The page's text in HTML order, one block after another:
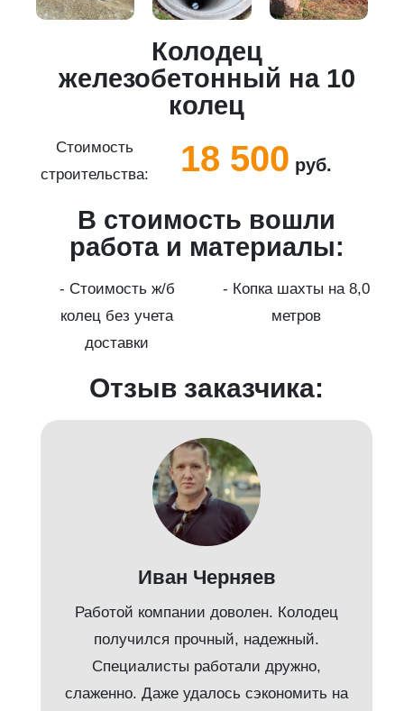
Колодец
железобетонный на 10
колец
Стоимость
строительства:
18 500 руб.
В стоимость вошли
работа и материалы:
- Стоимость ж/б
колец без учета
доставки
- Копка шахты на 8,0
метров
Отзыв заказчика:
Иван Черняев
Работой компании доволен. Колодец
получился прочный, надежный.
Специалисты работали дружно,
слаженно. Даже удалось сэкономить на